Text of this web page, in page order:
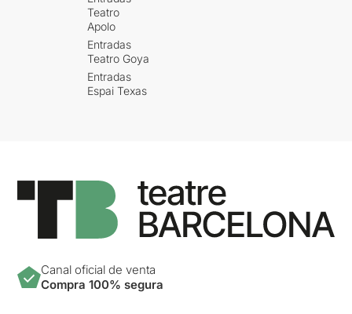
Teatro
Apolo
Entradas
Teatro Goya
Entradas
Espai Texas
Canal oficial de venta
Compra 100% segura